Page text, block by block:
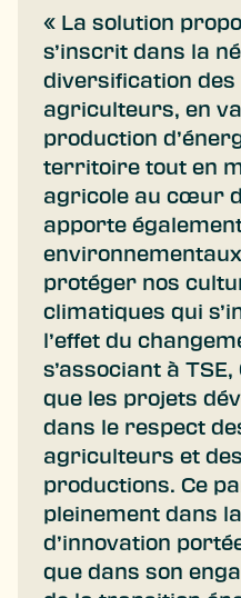
« La solution
s’inscrit dans la
diversification des
agriculteurs, en
production
territoire tout en
agricole au cœur
apporte
protéger nos
climatiques qui
l’effet du
s’associant à
que les projets
dans le respect
agriculteurs et
productions. Ce
pleinement dans
d’innovation
que dans son